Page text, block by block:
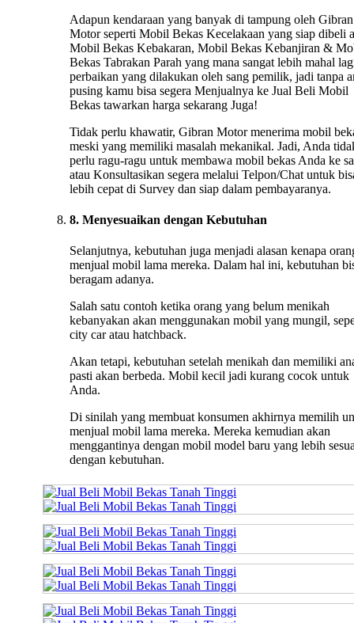
Adapun kendaraan yang banyak di tampung oleh Gibran
Motor seperti Mobil Bekas Kecelakaan yang siap dibeli
Mobil Bekas Kebakaran, Mobil Bekas Kebanjiran &
Bekas Tabrakan Parah yang mana sangat lebih mahal
perbaikan yang dilakukan oleh sang pemilik, jadi tanpa
pusing kamu bisa segera Menjualnya ke Jual Beli Mobil
Bekas tawarkan harga sekarang Juga!
Tidak perlu khawatir, Gibran Motor menerima mobil
meski yang memiliki masalah mekanikal. Jadi, Anda
perlu ragu-ragu untuk membawa mobil bekas Anda ke
atau Konsultasikan segera melalui Telpon/Chat untuk
lebih cepat di Survey dan siap dalam pembayaranya.
8. Menyesuaikan dengan Kebutuhan
Selanjutnya, kebutuhan juga menjadi alasan kenapa
menjual mobil lama mereka. Dalam hal ini, kebutuhan
beragam adanya.
Salah satu contoh ketika orang yang belum menikah
kebanyakan akan menggunakan mobil yang mungil,
city car atau hatchback.
Akan tetapi, kebutuhan setelah menikah dan memiliki
pasti akan berbeda. Mobil kecil jadi kurang cocok untuk
Anda.
Di sinilah yang membuat konsumen akhirnya memilih
menjual mobil lama mereka. Mereka kemudian akan
menggantinya dengan mobil model baru yang lebih
dengan kebutuhan.